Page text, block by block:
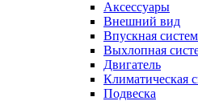
Аксессуары
Внешний вид
Впускная
Выхлопная
Двигатель
Климатическая
Подвеска